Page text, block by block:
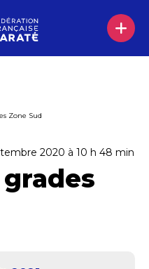
Zone Sud
2020 à 10 h 48 min